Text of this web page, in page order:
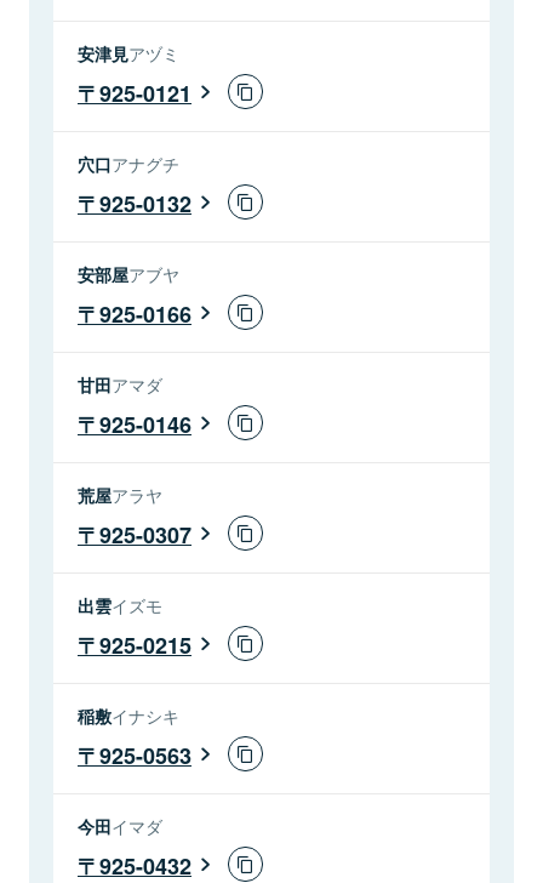
安津見アヅミ
925-0121
穴口アナグチ
925-0132
安部屋アブヤ
925-0166
甘田アマダ
925-0146
荒屋アラヤ
925-0307
出雲イズモ
925-0215
稲敷イナシキ
925-0563
今田イマダ
925-0432